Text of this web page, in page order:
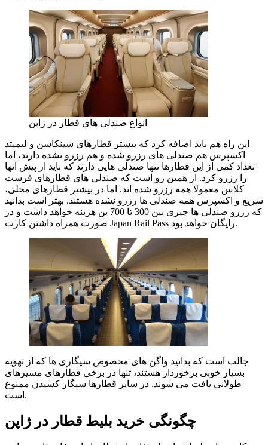
انواع صندلی های قطار در ژاپن
این راه هم باید اضافه کرد که بیشتر قطارهای شینکاسن و لیمیتد
اکسپرس هم صندلی های رزرو شده و هم رزرو نشده دارند، اما
تعداد کمی از این قطارها تنها صندلی هایی دارند که باید از پیش آنها
را رزرو کرد. از همین رو است که صندلی های قطارهای فرست
کلاس معمولا همه رزرو شده اند. اما در بیشتر قطارهای محلی،
سریع و اکسپرس همه صندلی ها رزرو نشده هستند. بهتر است بدانید
که رزرو صندلی ها چیزی بین 300 تا 700 ین هزینه خواهد داشت و در
صورت همراه داشتن کارت Japan Rail Pass رایگان خواهد بود.
جالب است که بدانید واگن های مخصوص سیگاری ها که از تهویه
بسیار خوبی برخوردار هستند، تنها در برخی قطارهای مسیرهای
طولانی یافت می شوند. در سایر قطارها سیگار کشیدن ممنوع
است.
چگونگی خرید بلیط قطار در ژاپن